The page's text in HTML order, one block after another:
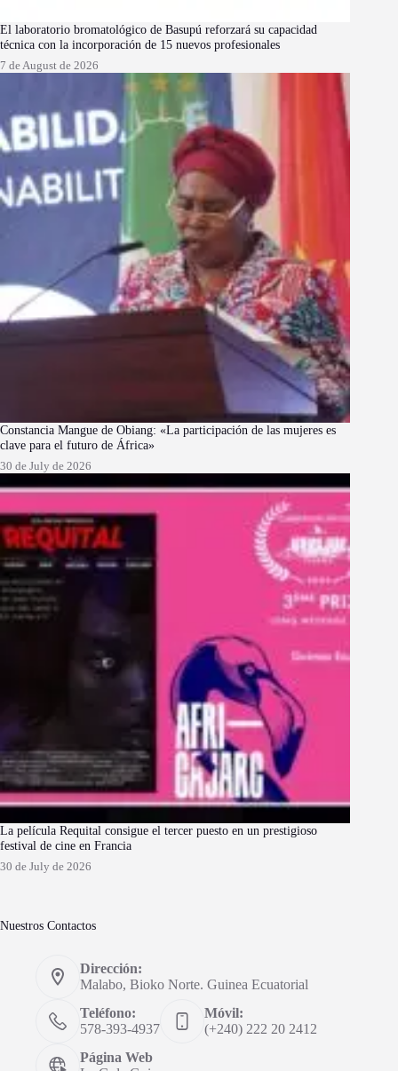
El laboratorio bromatológico de Basupú reforzará su capacidad
técnica con la incorporación de 15 nuevos profesionales
7 de August de 2026
Constancia Mangue de Obiang: «La participación de las mujeres es
clave para el futuro de África»
30 de July de 2026
La película Requital consigue el tercer puesto en un prestigioso
festival de cine en Francia
30 de July de 2026
Nuestros Contactos
Dirección:
Malabo, Bioko Norte. Guinea Ecuatorial
Teléfono:
578-393-4937
Móvil:
(+240) 222 20 2412
Página Web